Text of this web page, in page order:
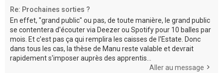
Re: Prochaines sorties ?
En effet, "grand public" ou pas, de toute manière, le grand public
se contentera d'écouter via Deezer ou Spotify pour 10 balles par
mois. Et c'est pas ça qui remplira les caisses de l'Estate. Donc
dans tous les cas, la thèse de Manu reste valable et devrait
rapidement s'imposer auprès des apprentis...
Aller au message